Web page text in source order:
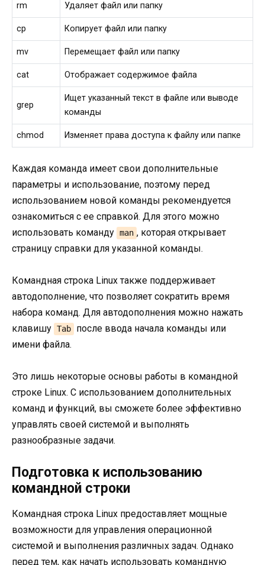
rm Удаляет файл или папку
cp Копирует файл или папку
mv Перемещает файл или папку
cat Отображает содержимое файла
grep
Ищет указанный текст в файле или выводе
команды
chmod Изменяет права доступа к файлу или папке
Каждая команда имеет свои дополнительные
параметры и использование, поэтому перед
использованием новой команды рекомендуется
ознакомиться с ее справкой. Для этого можно
использовать команду man , которая открывает
страницу справки для указанной команды.
Командная строка Linux также поддерживает
автодополнение, что позволяет сократить время
набора команд. Для автодополнения можно нажать
клавишу Tab
после ввода начала команды или
имени файла.
Это лишь некоторые основы работы в командной
строке Linux. С использованием дополнительных
команд и функций, вы сможете более эффективно
управлять своей системой и выполнять
разнообразные задачи.
Подготовка к использованию
командной строки
Командная строка Linux предоставляет мощные
возможности для управления операционной
системой и выполнения различных задач. Однако
перед тем, как начать использовать командную